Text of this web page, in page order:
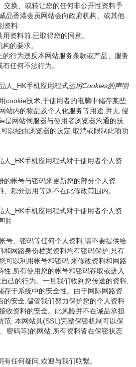
交换、或转让您的任何非公开性资料予
品香港会员网站会向政府机构、或其他
资料:
资料前,已取得您的同意。
的要求。
的行为违反本网站服务条款或产品、服务
任何不法行为。
人_HK手机应用程式运用Cookies的声明
cookie技术,于使用者的电脑中储存某些
站内的物品及个人化服务等用途,并无 侵
是网站伺服器与使用者浏览器沟通的技
以经由浏览器的设定,取消或限制此项功
手机应用程式对于使用者个人资
的帐号与密码来更新您的部分个人资
积分运用等则不在此修改范围内。
手机应用程式对于使用者个人资
明
号、密码等任何个人资料,请不要提供给
和网路身份档案资料均有密码保护,只有
可以利用帐号和密码,来修改资料和网路
性,所有使用您的帐号和密码存取或进入
己的行为。一旦我们收到您传送的资料,
存于系统中的安全性。由于网际网路资
的安全,儘管我们努力保护您的个人资料
收资料的安全。此风险并不在诚品承担
范: 本网站具(SSL)完整保密机制可以保
密码等)的网站,所有资料皆在保密状态
任何疑问,欢迎与我们联繫。